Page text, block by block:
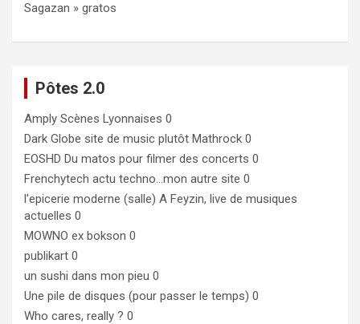
Sagazan » gratos
Pôtes 2.0
Amply Scènes Lyonnaises 0
Dark Globe site de music plutôt Mathrock 0
EOSHD Du matos pour filmer des concerts 0
Frenchytech actu techno…mon autre site 0
l'epicerie moderne (salle) A Feyzin, live de musiques
actuelles 0
MOWNO ex bokson 0
publikart 0
un sushi dans mon pieu 0
Une pile de disques (pour passer le temps) 0
Who cares, really ? 0